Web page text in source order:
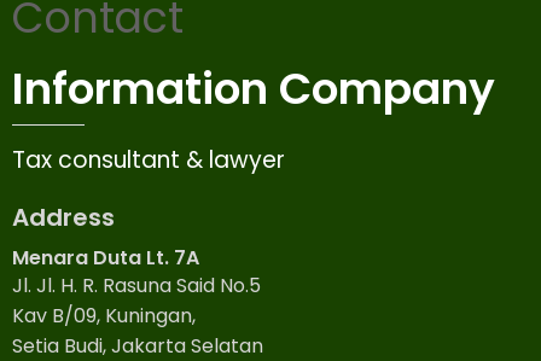
Contact
Information Company
Tax consultant & lawyer
Address
Menara Duta Lt. 7A
Jl. Jl. H. R. Rasuna Said No.5
Kav B/09, Kuningan,
Setia Budi, Jakarta Selatan